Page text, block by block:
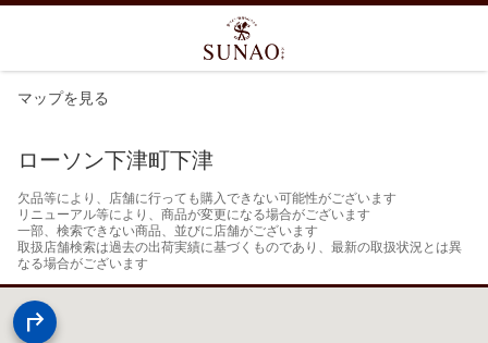
マップを見る
ローソン下津町下津
欠品等により、店舗に行っても購入できない可能性がございます
リニューアル等により、商品が変更になる場合がございます
一部、検索できない商品、並びに店舗がございます
取扱店舗検索は過去の出荷実績に基づくものであり、最新の取扱状況とは異
なる場合がございます